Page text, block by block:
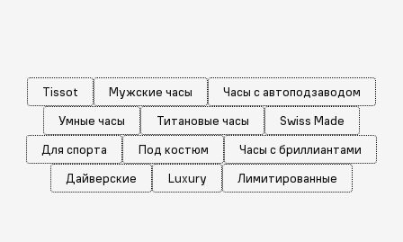
Tissot Мужские часы
Часы с автоподзаводом
Умные часы
Титановые часы
Swiss Made
Для спорта
Под костюм
Часы с бриллиантами
Дайверские
Luxury Лимитированные